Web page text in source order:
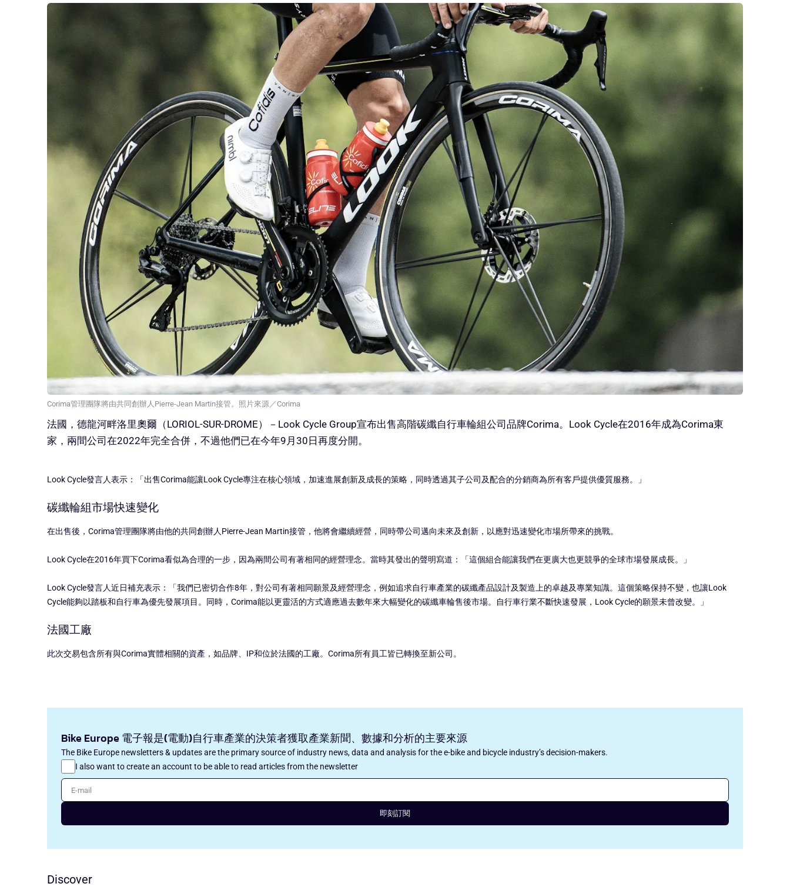
Corima管理團隊將由共同創辦人Pierre-Jean Martin接管。照片來源／Corima
法國，德龍河畔洛里奧爾（LORIOL-SUR-DROME）－Look Cycle Group宣布出售高階碳纖自行車輪組公司品牌Corima。Look Cycle在2016年成為Corima東
家，兩間公司在2022年完全合併，不過他們已在今年9月30日再度分開。
Look Cycle發言人表示：「出售Corima能讓Look Cycle專注在核心領域，加速進展創新及成長的策略，同時透過其子公司及配合的分銷商為所有客戶提供優質服務。」
碳纖輪組市場快速變化
在出售後，Corima管理團隊將由他的共同創辦人Pierre-Jean Martin接管，他將會繼續經營，同時帶公司邁向未來及創新，以應對迅速變化市場所帶來的挑戰。
Look Cycle在2016年買下Corima看似為合理的一步，因為兩間公司有著相同的經營理念。當時其發出的聲明寫道：「這個組合能讓我們在更廣大也更競爭的全球市場發展成長。」
Look Cycle發言人近日補充表示：「我們已密切合作8年，對公司有著相同願景及經營理念，例如追求自行車產業的碳纖產品設計及製造上的卓越及專業知識。這個策略保持不變，也讓Look
Cycle能夠以踏板和自行車為優先發展項目。同時，Corima能以更靈活的方式適應過去數年來大幅變化的碳纖車輪售後市場。自行車行業不斷快速發展，Look Cycle的願景未曾改變。」
法國工廠
此次交易包含所有與Corima實體相關的資產，如品牌、IP和位於法國的工廠。Corima所有員工皆已轉換至新公司。
Bike Europe 電子報是(電動)自行車產業的決策者獲取產業新聞、數據和分析的主要來源
The Bike Europe newsletters & updates are the primary source of industry news, data and analysis for the e-bike and bicycle industry’s decision-makers.
I also want to create an account to be able to read articles from the newsletter
E-mail
即刻訂閱
Discover